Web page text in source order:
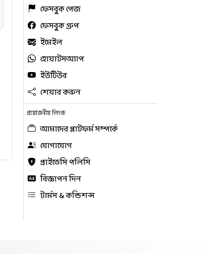
ফেসবুক পেজ
ফেসবুক গ্রুপ
ইমেইল
হোয়াটসঅ্যাপ
ইউটিউব
শেয়ার করুন
প্রয়োজনীয় লিংক
আমাদের প্লাটফর্ম সম্পর্কে
যোগাযোগ
প্রাইভেসি পলিসি
বিজ্ঞাপন দিন
টার্মস & কন্ডিশন্স